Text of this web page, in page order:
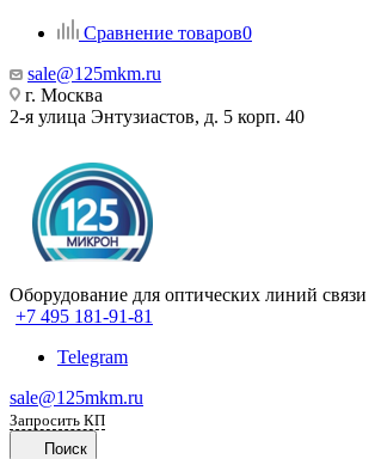
Сравнение товаров0
sale@125mkm.ru
г. Москва
2-я улица Энтузиастов, д. 5 корп. 40
Оборудование для оптических линий связи
+7 495 181-91-81
Telegram
sale@125mkm.ru
Запросить КП
Поиск